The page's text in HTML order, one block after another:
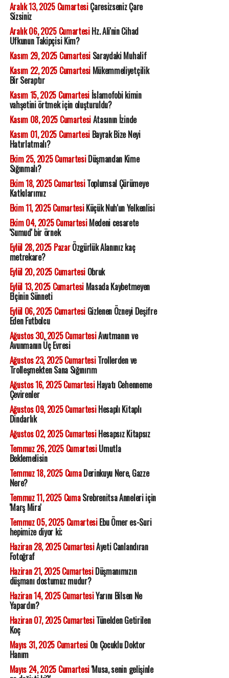
Aralık 13, 2025 CumartesiÇaresizseniz Çare
Sizsiniz
Aralık 06, 2025 CumartesiHz. Ali'nin Cihad
Ufkunun Takipçisi Kim?
Kasım 29, 2025 CumartesiSaraydaki Muhalif
Kasım 22, 2025 CumartesiMükemmeliyetçilik
Bir Seraptır
Kasım 15, 2025 Cumartesiİslamofobi kimin
vahşetini örtmek için oluşturuldu?
Kasım 08, 2025 CumartesiAtasının İzinde
Kasım 01, 2025 CumartesiBayrak Bize Neyi
Hatırlatmalı?
Ekim 25, 2025 CumartesiDüşmandan Kime
Sığınmalı?
Ekim 18, 2025 CumartesiToplumsal Çürümeye
Katkılarımız
Ekim 11, 2025 CumartesiKüçük Nuh'un Yelkenlisi
Ekim 04, 2025 CumartesiMedeni cesarete
'Sumud' bir örnek
Eylül 28, 2025 PazarÖzgürlük Alanınız kaç
metrekare?
Eylül 20, 2025 CumartesiObruk
Eylül 13, 2025 CumartesiMasada Kaybetmeyen
Elçinin Sünneti
Eylül 06, 2025 CumartesiGizlenen Özneyi Deşifre
Eden Futbolcu
Ağustos 30, 2025 CumartesiAvutmanın ve
Avunmanın Üç Evresi
Ağustos 23, 2025 CumartesiTrollerden ve
Trolleşmekten Sana Sığınırım
Ağustos 16, 2025 CumartesiHayatı Cehenneme
Çevirenler
Ağustos 09, 2025 CumartesiHesaplı Kitaplı
Dindarlık
Ağustos 02, 2025 CumartesiHesapsız Kitapsız
Temmuz 26, 2025 CumartesiUmutla
Beklemelisin
Temmuz 18, 2025 CumaDerinkuyu Nere, Gazze
Nere?
Temmuz 11, 2025 CumaSrebrenitsa Anneleri için
'Marş Mira'
Temmuz 05, 2025 CumartesiEbu Ömer es-Suri
hepimize diyor ki;
Haziran 28, 2025 CumartesiAyeti Canlandıran
Fotoğraf
Haziran 21, 2025 CumartesiDüşmanımızın
düşmanı dostumuz mudur?
Haziran 14, 2025 CumartesiYarını Bilsen Ne
Yapardın?
Haziran 07, 2025 CumartesiTünelden Getirilen
Koç
Mayıs 31, 2025 CumartesiOn Çocuklu Doktor
Hanım
Mayıs 24, 2025 Cumartesi'Musa, senin gelişinle